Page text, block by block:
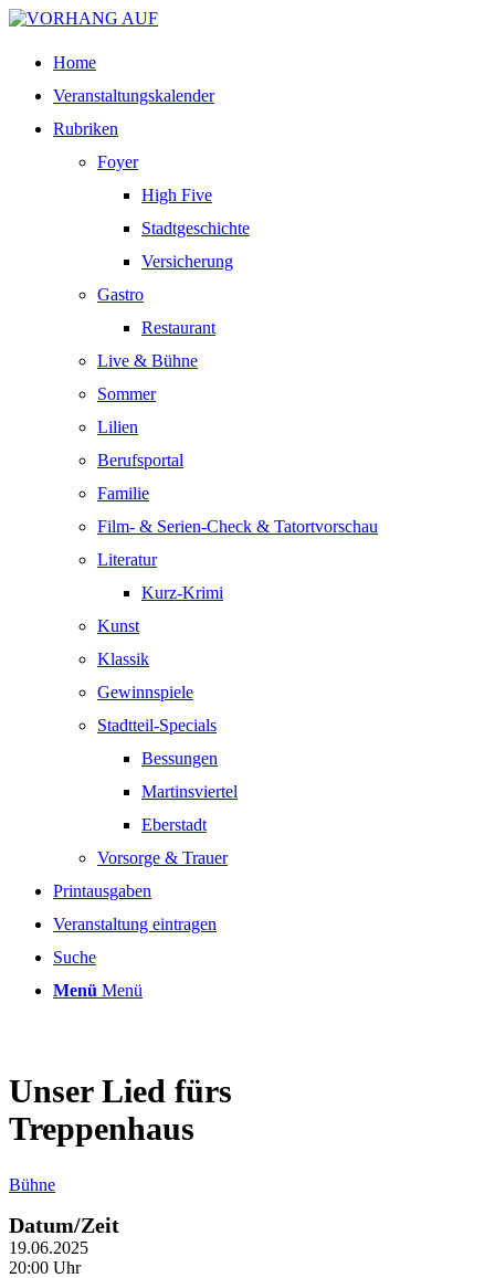
Home
Veranstaltungskalender
Rubriken
Foyer
High Five
Stadtgeschichte
Versicherung
Gastro
Restaurant
Live & Bühne
Sommer
Lilien
Berufsportal
Familie
Film- & Serien-Check & Tatortvorschau
Literatur
Kurz-Krimi
Kunst
Klassik
Gewinnspiele
Stadtteil-Specials
Bessungen
Martinsviertel
Eberstadt
Vorsorge & Trauer
Printausgaben
Veranstaltung eintragen
Suche
Menü Menü
Unser Lied fürs
Treppenhaus
Bühne
Datum/Zeit
19.06.2025
20:00 Uhr